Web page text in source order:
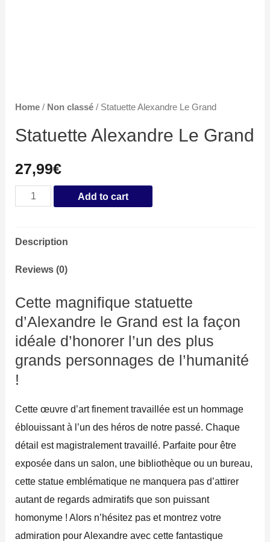
Home / Non classé / Statuette Alexandre Le Grand
Statuette Alexandre Le Grand
27,99€
Statuette
Grand
quantity
Add to cart
Description
Reviews (0)
Cette magnifique statuette
d’Alexandre le Grand est la façon
idéale d’honorer l’un des plus
grands personnages de l’humanité
!
Cette œuvre d’art finement travaillée est un hommage
éblouissant à l’un des héros de notre passé. Chaque
détail est magistralement travaillé. Parfaite pour être
exposée dans un salon, une bibliothèque ou un bureau,
cette statue emblématique ne manquera pas d’attirer
autant de regards admiratifs que son puissant
homonyme ! Alors n’hésitez pas et montrez votre
admiration pour Alexandre avec cette fantastique